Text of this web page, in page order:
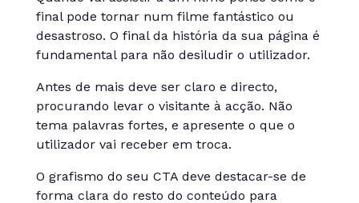
final pode tornar num filme fantástico ou
desastroso. O final da história da sua página é
fundamental para não desiludir o utilizador.
Antes de mais deve ser claro e directo,
procurando levar o visitante à acção. Não
tema palavras fortes, e apresente o que o
utilizador vai receber em troca.
O grafismo do seu CTA deve destacar-se de
forma clara do resto do conteúdo para